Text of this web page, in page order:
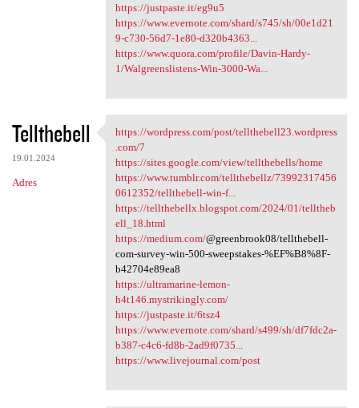
https://justpaste.it/eg9u5
https://www.evernote.com/shard/s745/sh/00e1d21
9-c730-56d7-1e80-d320b4363...
https://www.quora.com/profile/Davin-Hardy-
1/Walgreenslistens-Win-3000-Wa...
Tellthebell
19.01.2024
Adres
https://wordpress.com/post
https://wordpress.com/post/tellthebell23.wordpress
.com/7
https://sites.google.com/view/tellthebells/home
https://www.tumblr.com/tellthebellz/73992317456
0612352/tellthebell-win-f...
https://tellthebellx.blogspot.com/2024/01/telltheb
ell_18.html
https://medium.com/@greenbrook08/tellthebell-
com-survey-win-500-sweepstakes-%EF%B8%8F-
b42704e89ea8
https://ultramarine-lemon-
h4t146.mystrikingly.com/
https://justpaste.it/6tsz4
https://www.evernote.com/shard/s499/sh/df7fdc2a-
b387-c4c6-fd8b-2ad9f0735...
https://www.livejournal.com/post